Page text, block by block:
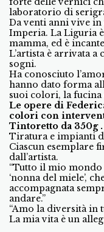
laboratorio di
Da venti anni vive in
Imperia. La Liguria
mamma, ed è
L’artista è arrivata
sogni.
Ha conosciuto
hanno dato forma
suoi colori, la fucina
Le opere di
colori con
Tintoretto da 350g .
Tiratura e impianti
Ciascun esemplare
dall’artista.
“Tutto il mio mondo
‘nonna del miele’,
accompagnata
andare.”
“Amo la diversità in
La mia vita è un